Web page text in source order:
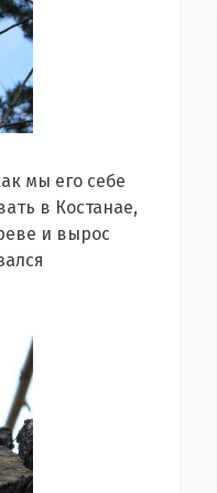
мы его себе
в Костанае,
и вырос